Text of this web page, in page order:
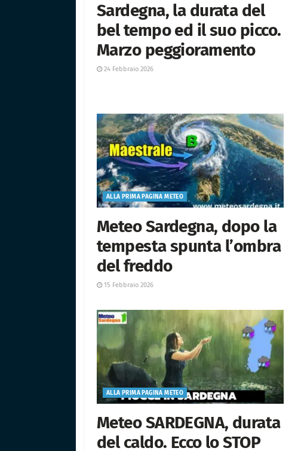
Sardegna, la durata del
bel tempo ed il suo picco.
Marzo peggioramento
24 Febbraio 2026
ALLA PRIMA PAGINA METEO
Meteo Sardegna, dopo la
tempesta spunta l’ombra
del freddo
15 Febbraio 2026
ALLA PRIMA PAGINA METEO
Meteo SARDEGNA, durata
del caldo. Ecco lo STOP